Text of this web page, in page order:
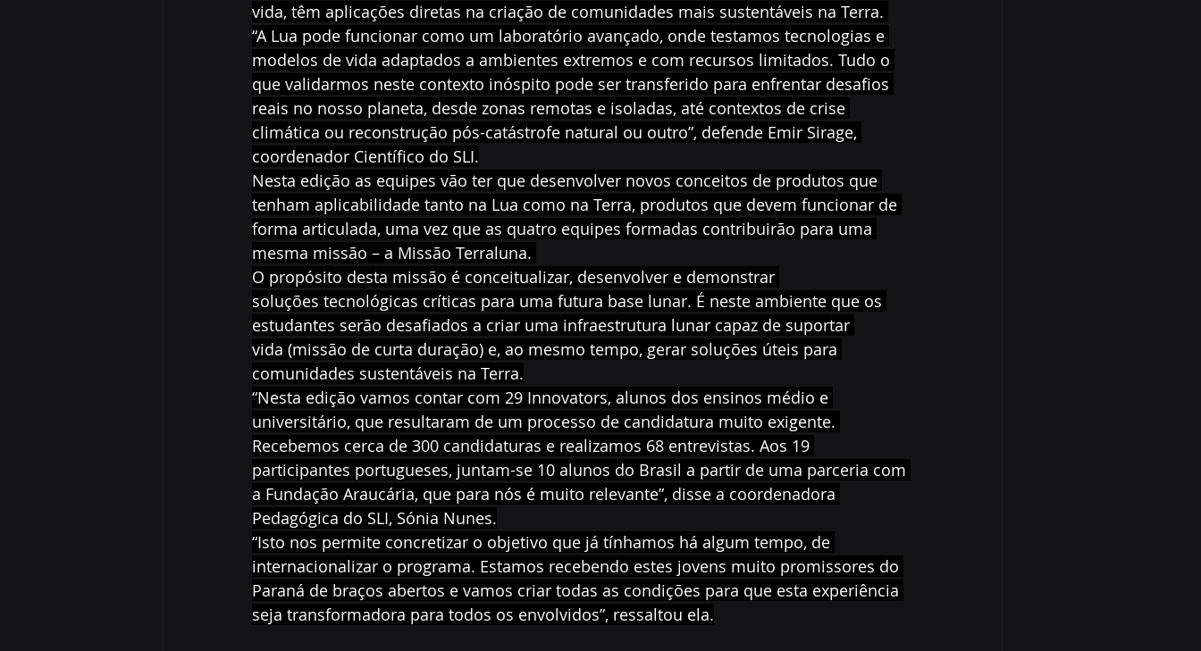
vida, têm aplicações diretas na criação de comunidades mais sustentáveis na Terra.
“A Lua pode funcionar como um laboratório avançado, onde testamos tecnologias e
modelos de vida adaptados a ambientes extremos e com recursos limitados. Tudo o
que validarmos neste contexto inóspito pode ser transferido para enfrentar desafios
reais no nosso planeta, desde zonas remotas e isoladas, até contextos de crise
climática ou reconstrução pós-catástrofe natural ou outro”, defende Emir Sirage,
coordenador Científico do SLI.
Nesta edição as equipes vão ter que desenvolver novos conceitos de produtos que
tenham aplicabilidade tanto na Lua como na Terra, produtos que devem funcionar de
forma articulada, uma vez que as quatro equipes formadas contribuirão para uma
mesma missão – a Missão Terraluna.
O propósito desta missão é conceitualizar, desenvolver e demonstrar
soluções tecnológicas críticas para uma futura base lunar. É neste ambiente que os
estudantes serão desafiados a criar uma infraestrutura lunar capaz de suportar
vida (missão de curta duração) e, ao mesmo tempo, gerar soluções úteis para
comunidades sustentáveis na Terra.
“Nesta edição vamos contar com 29 Innovators, alunos dos ensinos médio e
universitário, que resultaram de um processo de candidatura muito exigente.
Recebemos cerca de 300 candidaturas e realizamos 68 entrevistas. Aos 19
participantes portugueses, juntam-se 10 alunos do Brasil a partir de uma parceria com
a Fundação Araucária, que para nós é muito relevante”, disse a coordenadora
Pedagógica do SLI, Sónia Nunes.
“Isto nos permite concretizar o objetivo que já tínhamos há algum tempo, de
internacionalizar o programa. Estamos recebendo estes jovens muito promissores do
Paraná de braços abertos e vamos criar todas as condições para que esta experiência
seja transformadora para todos os envolvidos”, ressaltou ela.